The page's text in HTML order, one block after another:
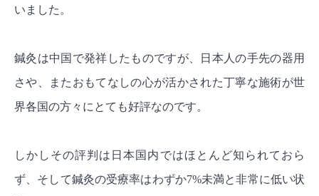
いました。
鍼灸は中国で発祥したものですが、日本人の手先の器用
さや、またおもてなしの心が活かされた丁寧な施術が世
界各国の方々にとても好評なのです。
しかしその評判は日本国内ではほとんど知られておら
ず、そして鍼灸の受療率はわずか7%未満と非常に低い状